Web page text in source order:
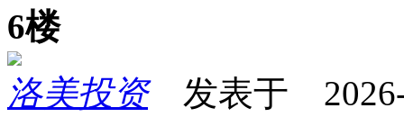
6楼
洛美投资发表于 2026-